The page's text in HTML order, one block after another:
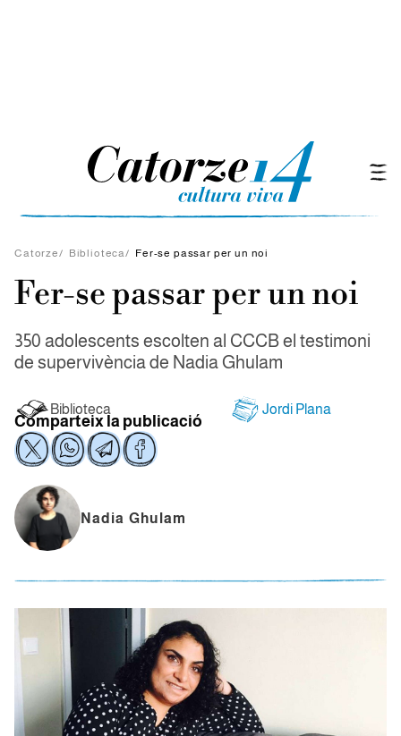
Catorze/ Biblioteca/ Fer-se passar per un noi
Fer-se passar per un noi
350 adolescents escolten al CCCB el testimoni
de supervivència de Nadia Ghulam
Biblioteca Jordi Plana
Comparteix la publicació
Nadia Ghulam